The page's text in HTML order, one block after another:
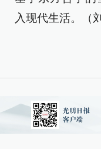
入现代生活。（